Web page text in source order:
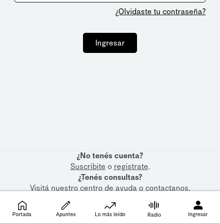
¿Olvidaste tu contraseña?
Ingresar
¿No tenés cuenta?
Suscribite o registrate.
¿Tenés consultas?
Visitá nuestrocentro de ayudaocontactanos.
Portada Apuntes Lo más leído Radio Ingresar